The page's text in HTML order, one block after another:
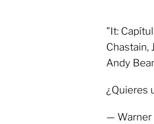
"It:
Chastain,
Andy
¿Quieres
— Warner